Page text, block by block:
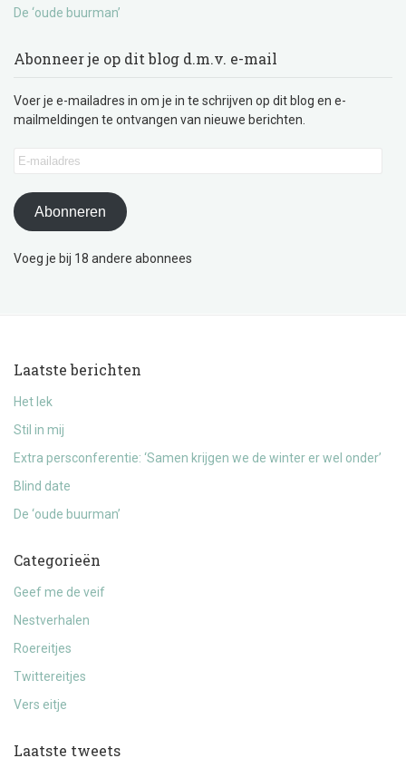
De ‘oude buurman’
Abonneer je op dit blog d.m.v. e-mail
Voer je e-mailadres in om je in te schrijven op dit blog en e-
mailmeldingen te ontvangen van nieuwe berichten.
E-
Abonneren
Voeg je bij 18 andere abonnees
Laatste berichten
Het lek
Stil in mij
Extra persconferentie: ‘Samen krijgen we de winter er wel onder’
Blind date
De ‘oude buurman’
Categorieën
Geef me de veif
Nestverhalen
Roereitjes
Twittereitjes
Vers eitje
Laatste tweets